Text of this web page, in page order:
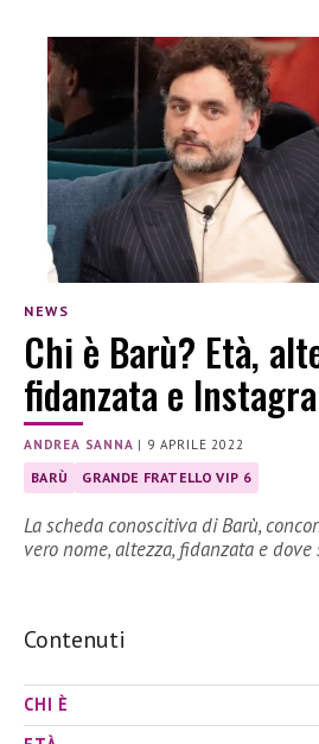
NEWS
Chi è Barù? Età,
fidanzata e
ANDREA SANNA | 9 APRILE 2022
BARÙ GRANDE FRATELLO VIP 6
La scheda conoscitiva di Barù,
vero nome, altezza, fidanzata e
Contenuti
CHI È